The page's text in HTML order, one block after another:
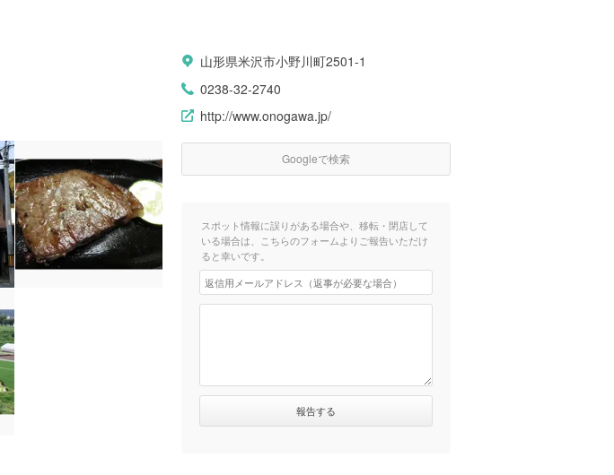
山形県米沢市小野川町2501-1
0238-32-2740
http://www.onogawa.jp/
Googleで検索
スポット情報に誤りがある場合や、移転・閉店して
いる場合は、こちらのフォームよりご報告いただけ
ると幸いです。